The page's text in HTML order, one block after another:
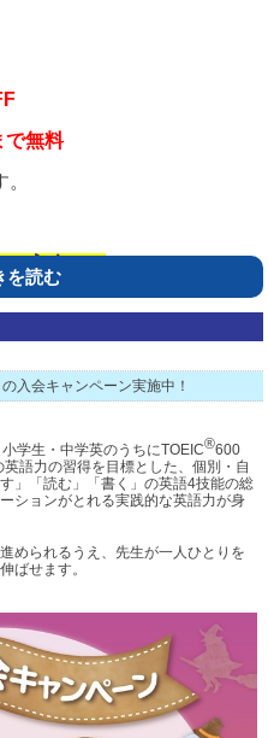
院 大泉学園教室では、
容決定
別指導
提案します。
合わせ受付中！
5933-1600】
△トップへ
で無料
ご入会
料
も受付中です。
、
。
読む
入会キャンペーン実施中！
学生・中学英のうちにTOEIC®600
語力の習得を目標とした、個別・自
」「読む」「書く」の英語4技能の総
ションがとれる実践的な英語力が身
められるうえ、先生が一人ひとりを
ばせます。